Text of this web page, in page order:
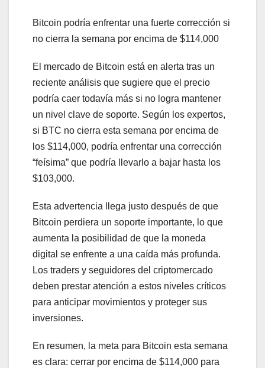
Bitcoin podría enfrentar una fuerte corrección si
no cierra la semana por encima de $114,000
El mercado de Bitcoin está en alerta tras un
reciente análisis que sugiere que el precio
podría caer todavía más si no logra mantener
un nivel clave de soporte. Según los expertos,
si BTC no cierra esta semana por encima de
los $114,000, podría enfrentar una corrección
“feísima” que podría llevarlo a bajar hasta los
$103,000.
Esta advertencia llega justo después de que
Bitcoin perdiera un soporte importante, lo que
aumenta la posibilidad de que la moneda
digital se enfrente a una caída más profunda.
Los traders y seguidores del criptomercado
deben prestar atención a estos niveles críticos
para anticipar movimientos y proteger sus
inversiones.
En resumen, la meta para Bitcoin esta semana
es clara: cerrar por encima de $114,000 para